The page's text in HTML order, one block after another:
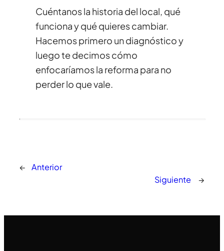
Cuéntanos la historia del local, qué
funciona y qué quieres cambiar.
Hacemos primero un diagnóstico y
luego te decimos cómo
enfocaríamos la reforma para no
perder lo que vale.
←
Anterior
Siguiente
→